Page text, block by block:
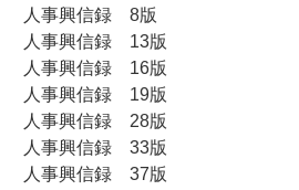
人事興信録 8版
人事興信録 13版
人事興信録 16版
人事興信録 19版
人事興信録 28版
人事興信録 33版
人事興信録 37版